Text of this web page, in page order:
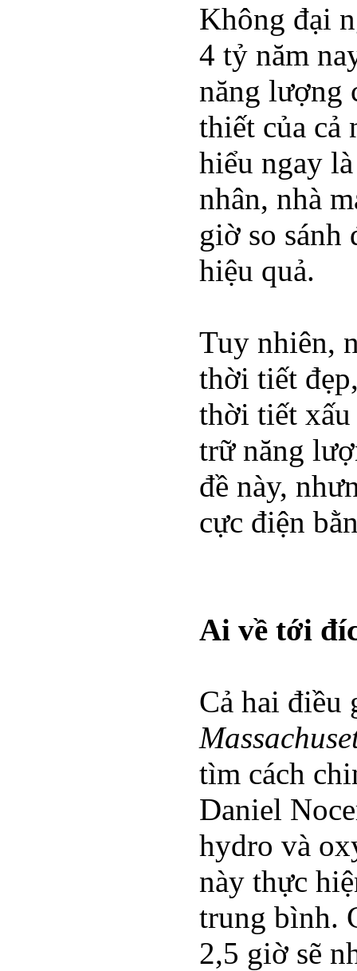
Không đại
4 tỷ năm
năng lượng
thiết của cả
hiểu ngay
nhân, nhà
giờ so sánh
hiệu quả.
Tuy nhiên,
thời tiết
thời tiết xấu
trữ năng
đề này,
cực điện
Ai về tới
Cả hai điều
tìm cách
Daniel
hydro và
này thực
trung bình.
2,5 giờ sẽ